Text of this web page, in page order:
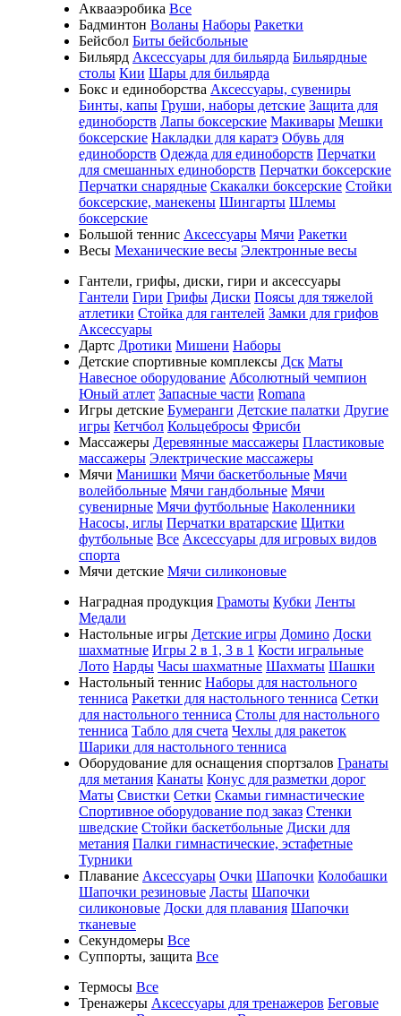
Аквааэробика Все
Бадминтон Воланы Наборы Ракетки
Бейсбол Биты бейсбольные
Бильярд Аксессуары для бильярда Бильярдные
столы Кии Шары для бильярда
Бокс и единоборства Аксессуары, сувениры
Бинты, капы Груши, наборы детские Защита для
единоборств Лапы боксерские Макивары Мешки
боксерские Накладки для каратэ Обувь для
единоборств Одежда для единоборств Перчатки
для смешанных единоборств Перчатки боксерские
Перчатки снарядные Скакалки боксерские Стойки
боксерские, манекены Шингарты Шлемы
боксерские
Большой теннис Аксессуары Мячи Ракетки
Весы Механические весы Электронные весы
Гантели, грифы, диски, гири и аксессуары
Гантели Гири Грифы Диски Поясы для тяжелой
атлетики Стойка для гантелей Замки для грифов
Аксессуары
Дартс Дротики Мишени Наборы
Детские спортивные комплексы Дск Маты
Навесное оборудование Абсолютный чемпион
Юный атлет Запасные части Romana
Игры детские Бумеранги Детские палатки Другие
игры Кетчбол Кольцебросы Фрисби
Массажеры Деревянные массажеры Пластиковые
массажеры Электрические массажеры
Мячи Манишки Мячи баскетбольные Мячи
волейбольные Мячи гандбольные Мячи
сувенирные Мячи футбольные Наколенники
Насосы, иглы Перчатки вратарские Щитки
футбольные Все Аксессуары для игровых видов
спорта
Мячи детские Мячи силиконовые
Наградная продукция Грамоты Кубки Ленты
Медали
Настольные игры Детские игры Домино Доски
шахматные Игры 2 в 1, 3 в 1 Кости игральные
Лото Нарды Часы шахматные Шахматы Шашки
Настольный теннис Наборы для настольного
тенниса Ракетки для настольного тенниса Сетки
для настольного тенниса Столы для настольного
тенниса Табло для счета Чехлы для ракеток
Шарики для настольного тенниса
Оборудование для оснащения спортзалов Гранаты
для метания Канаты Конус для разметки дорог
Маты Свистки Сетки Скамьи гимнастические
Спортивное оборудование под заказ Стенки
шведские Стойки баскетбольные Диски для
метания Палки гимнастические, эстафетные
Турники
Плавание Аксессуары Очки Шапочки Колобашки
Шапочки резиновые Ласты Шапочки
силиконовые Доски для плавания Шапочки
тканевые
Секундомеры Все
Суппорты, защита Все
Термосы Все
Тренажеры Аксессуары для тренажеров Беговые